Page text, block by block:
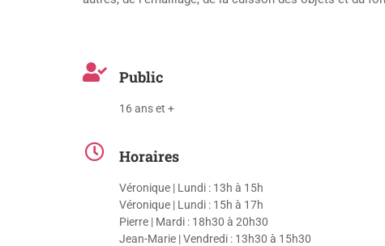
Public
16 ans et +
Horaires
Véronique | Lundi : 13h à 15h
Véronique | Lundi : 15h à 17h
Pierre | Mardi : 18h30 à 20h30
Jean-Marie | Vendredi : 13h30 à 15h30